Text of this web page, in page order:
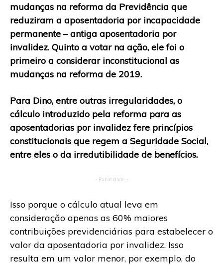
mudanças na reforma da Previdência que
reduziram a aposentadoria por incapacidade
permanente – antiga aposentadoria por
invalidez. Quinto a votar na ação, ele foi o
primeiro a considerar inconstitucional as
mudanças na reforma de 2019.
Para Dino, entre outras irregularidades, o
cálculo introduzido pela reforma para as
aposentadorias por invalidez fere princípios
constitucionais que regem a Seguridade Social,
entre eles o da irredutibilidade de benefícios.
- Publicidade -
Isso porque o cálculo atual leva em
consideração apenas as 60% maiores
contribuições previdenciárias para estabelecer o
valor da aposentadoria por invalidez. Isso
resulta em um valor menor, por exemplo, do